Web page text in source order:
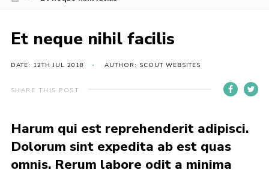
News
Members Area
Cookies
Et neque nihil facilis
DATE: 12TH JUL 2018 AUTHOR: SCOUT WEBSITES
SHARE THIS POST
Harum qui est reprehenderit adipisci.
Dolorum sint expedita ab est quas
omnis. Rerum labore odit a minima